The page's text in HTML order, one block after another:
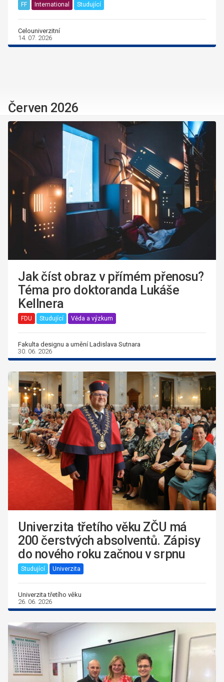
FF International Studující
Celouniverzitní
14. 07. 2026
Červen 2026
Jak číst obraz v přímém přenosu?
Téma pro doktoranda Lukáše
Kellnera
FDU Studující Věda a výzkum
Fakulta designu a umění Ladislava Sutnara
30. 06. 2026
Univerzita třetího věku ZČU má
200 čerstvých absolventů. Zápisy
do nového roku začnou v srpnu
Studující Univerzita
Univerzita třetího věku
26. 06. 2026